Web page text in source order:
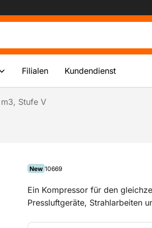
Filialen Kundendienst
Stufe V
New 10669
Ein Kompressor für den
Pressluftgeräte, Strahlarbeiten